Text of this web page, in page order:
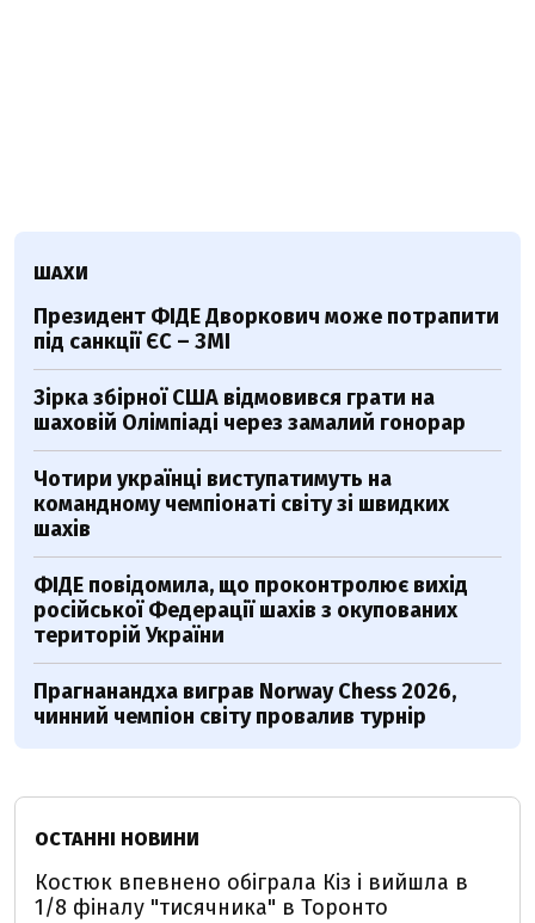
ШАХИ
Президент ФІДЕ Дворкович може потрапити
під санкції ЄС – ЗМІ
Зірка збірної США відмовився грати на
шаховій Олімпіаді через замалий гонорар
Чотири українці виступатимуть на
командному чемпіонаті світу зі швидких
шахів
ФІДЕ повідомила, що проконтролює вихід
російської Федерації шахів з окупованих
територій України
Прагнанандха виграв Norway Chess 2026,
чинний чемпіон світу провалив турнір
ОСТАННІ НОВИНИ
Костюк впевнено обіграла Кіз і вийшла в
1/8 фіналу "тисячника" в Торонто